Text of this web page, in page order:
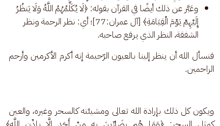
وعَبَّر عن ذلك أيضًا في القرآن بقوله: ﴿لَا يُكَلِّمُهُمُ اللَّهُ وَلَا يَنظُرُ
إِلَيْهِمْ يَوْمَ الْقِيَامَةِ﴾ [آل عمران:77]؛ أي: نظر الرحمة ونظر
الشفقة، النظر الذي يرفع صاحبه.
فنسأل الله أن ينظر إلينا بالعيون الرّحيمة إنه أكرم الأكرمين وأرحم
الراحمين.
ويكون كل ذلك بإرادة الله تعالى ومشيئته كالسحر وغيره، والعين